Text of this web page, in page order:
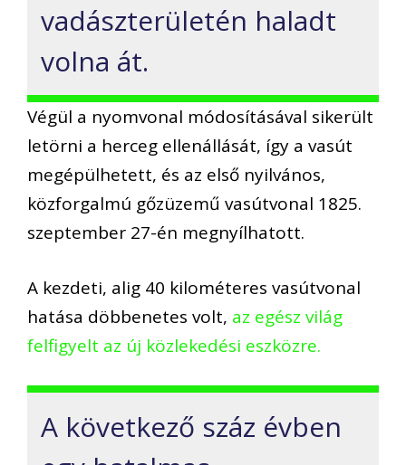
vadászterületén haladt
volna át.
Végül a nyomvonal módosításával sikerült
letörni a herceg ellenállását, így a vasút
megépülhetett, és az első nyilvános,
közforgalmú gőzüzemű vasútvonal 1825.
szeptember 27-én megnyílhatott.
A kezdeti, alig 40 kilométeres vasútvonal
hatása döbbenetes volt, az egész világ
felfigyelt az új közlekedési eszközre.
A következő száz évben